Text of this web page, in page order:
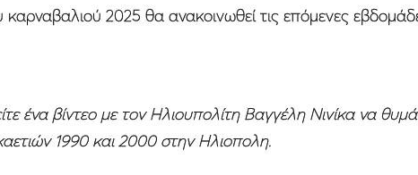
2025 θα ανακοινωθεί τις επόμενες
ένα βίντεο με τον Ηλιουπολίτη Βαγγέλη Νινίκα να
1990 και 2000 στην Ηλιοπολη.